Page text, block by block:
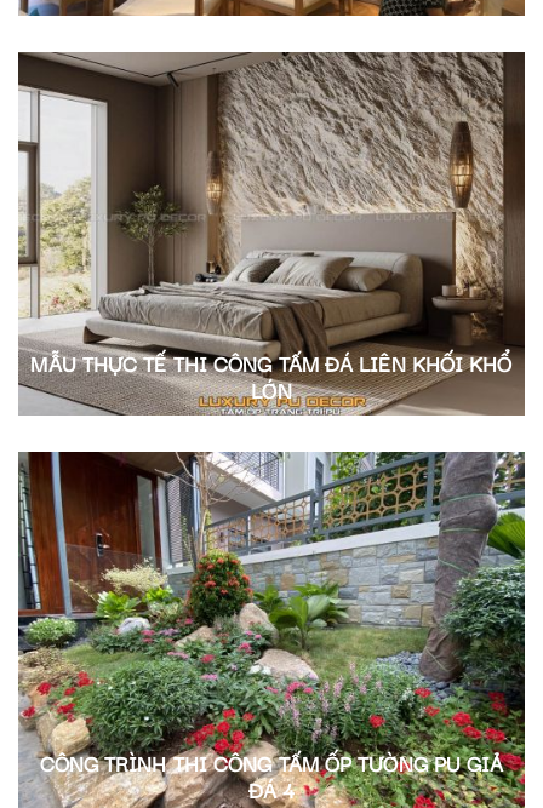
MẪU THỰC TẾ THI CÔNG TẤM ĐÁ LIÊN KHỐI KHỔ
LỚN
CÔNG TRÌNH THI CÔNG TẤM ỐP TƯỜNG PU GIẢ
ĐÁ 4